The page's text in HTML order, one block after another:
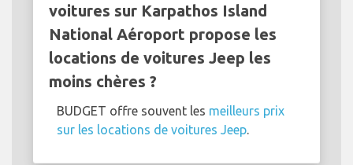
voitures sur Karpathos Island
National Aéroport propose les
locations de voitures Jeep les
moins chères ?
BUDGET offre souvent les meilleurs prix
sur les locations de voitures Jeep